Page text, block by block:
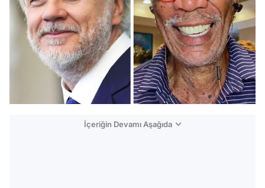
İçeriğin Devamı Aşağıda